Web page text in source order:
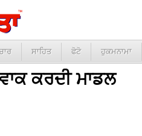
ਸਾਹਿਤ ਫੋਟੋ ਹੁਕਮਨਾਮਾ
ਕਰਦੀ ਮਾਡਲ